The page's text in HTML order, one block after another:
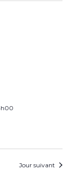
Jour suivant